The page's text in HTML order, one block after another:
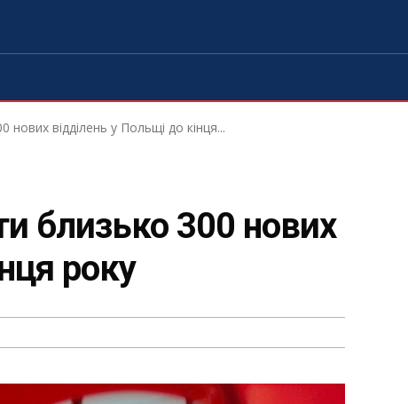
відділень у Польщі до кінця...
близько 300 нових
року